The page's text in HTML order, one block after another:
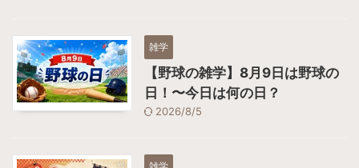
雑学
【野球の雑学】8月9日は野球の
日！〜今日は何の日？
2026/8/5